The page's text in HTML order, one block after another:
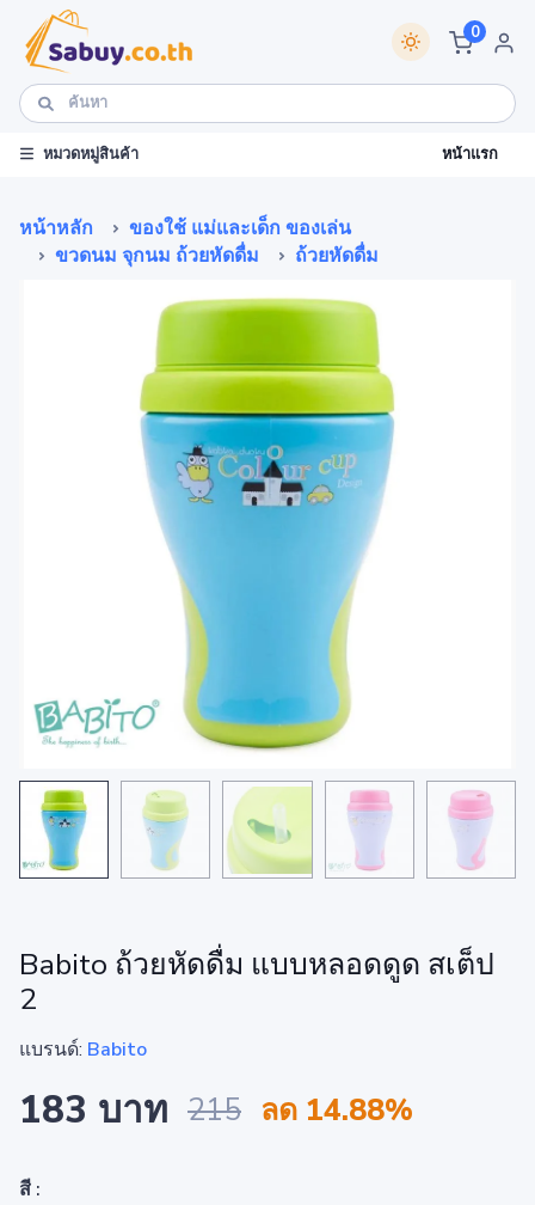
0
หมวดหมู่สินค้า หน้าแรก
หน้าหลัก
ของใช้ แม่และเด็ก ของเล่น
ขวดนม จุกนม ถ้วยหัดดื่ม
ถ้วยหัดดื่ม
Babito ถ้วยหัดดื่ม แบบหลอดดูด สเต็ป
2
แบรนด์: Babito
183 บาท 215 ลด 14.88%
สี :